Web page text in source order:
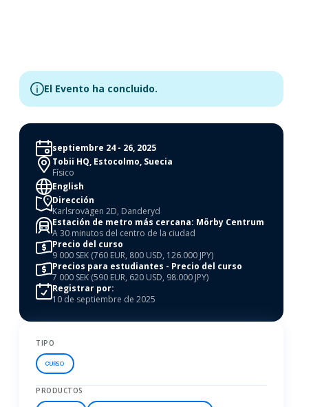
El Evento ha concluido.
septiembre 24 - 26, 2025
Tobii HQ, Estocolmo, Suecia
Físico
English
Dirección
Karlsrovägen 2D, Danderyd
Estación de metro más cercana: Mörby Centrum
A 30 minutos del centro de la ciudad
Precio del curso
9 000 SEK (760 EUR, 800 USD, 126.000 JPY)
Precios para estudiantes - Precio del curso
7 000 SEK (590 EUR, 620 USD, 98.000 JPY)
Registrar por:
10 de septiembre de 2025
TIPO
CURSO
PRODUCTOS